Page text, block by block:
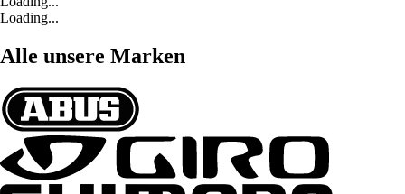
Loading...
Alle unsere Marken